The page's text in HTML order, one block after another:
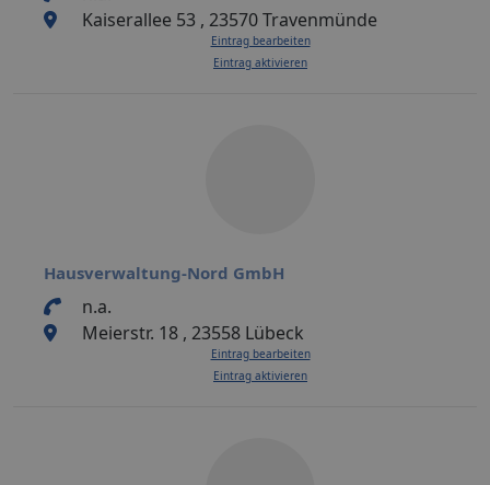
Kaiserallee 53 , 23570 Travenmünde
Eintrag bearbeiten
Eintrag aktivieren
Hausverwaltung-Nord GmbH
n.a.
Meierstr. 18 , 23558 Lübeck
Eintrag bearbeiten
Eintrag aktivieren